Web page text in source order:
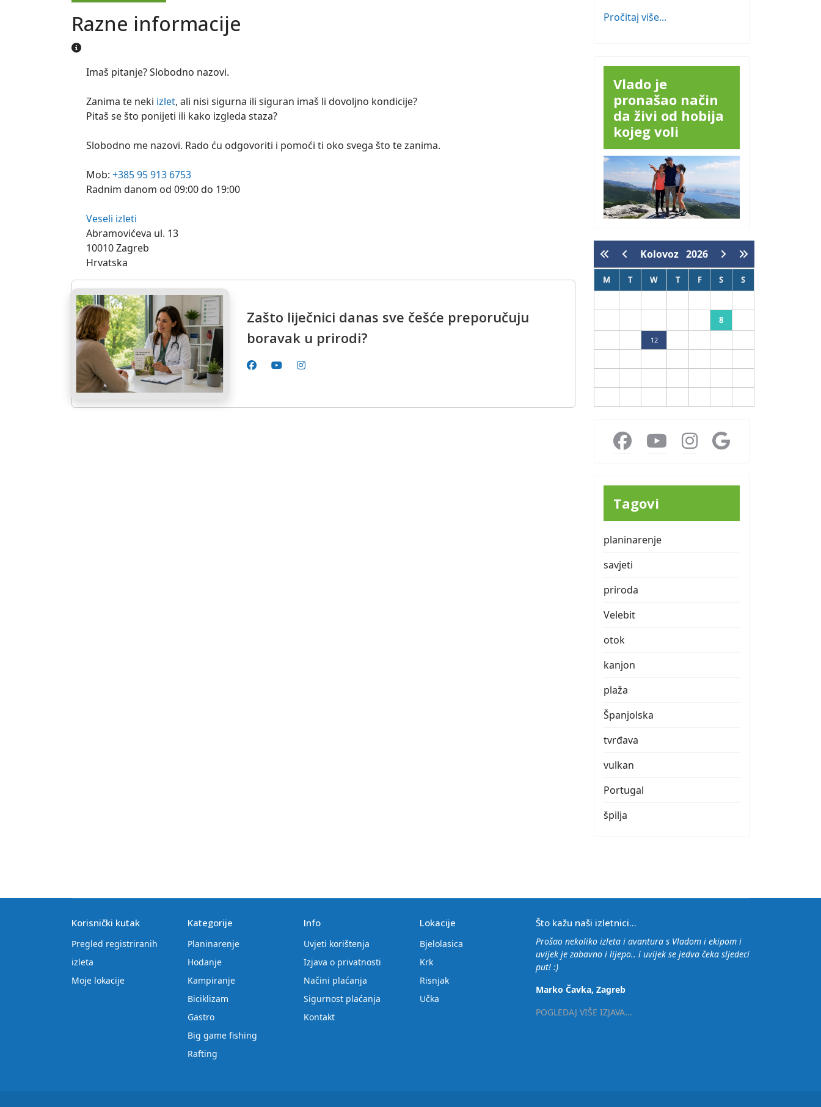
Razne informacije
Razne informacije
Imaš pitanje? Slobodno nazovi.
Zanima te neki izlet, ali nisi sigurna ili siguran imaš li dovoljno kondicije?
Pitaš se što ponijeti ili kako izgleda staza?
Slobodno me nazovi. Rado ću odgovoriti i pomoći ti oko svega što te zanima.
Mob: +385 95 913 6753
Radnim danom od 09:00 do 19:00
Veseli izleti
Abramovićeva ul. 13
10010 Zagreb
Hrvatska
Zašto liječnici danas sve češće preporučuju
boravak u prirodi?
Pročitaj više...
Vlado je
pronašao način
da živi od hobija
kojeg voli
Kolovoz 2026
M T W T F S S
8
12
Tagovi
planinarenje
savjeti
priroda
Velebit
otok
kanjon
plaža
Španjolska
tvrđava
vulkan
Portugal
špilja
Korisnički kutak
Pregled registriranih
izleta
Moje lokacije
Kategorije
Planinarenje
Hodanje
Kampiranje
Biciklizam
Gastro
Big game fishing
Rafting
Info
Uvjeti korištenja
Izjava o privatnosti
Načini plaćanja
Sigurnost plaćanja
Kontakt
Lokacije
Bjelolasica
Krk
Risnjak
Učka
Što kažu naši izletnici...
Prošao nekoliko izleta i avantura s Vladom i ekipom i
uvijek je zabavno i lijepo.. i uvijek se jedva čeka sljedeci
put! :)
Marko Čavka, Zagreb
POGLEDAJ VIŠE IZJAVA...